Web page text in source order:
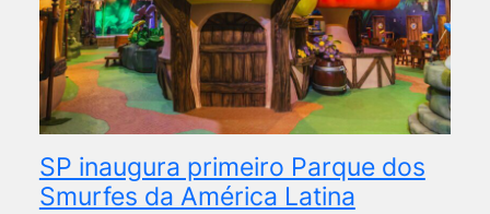
SP inaugura primeiro Parque dos
Smurfes da América Latina